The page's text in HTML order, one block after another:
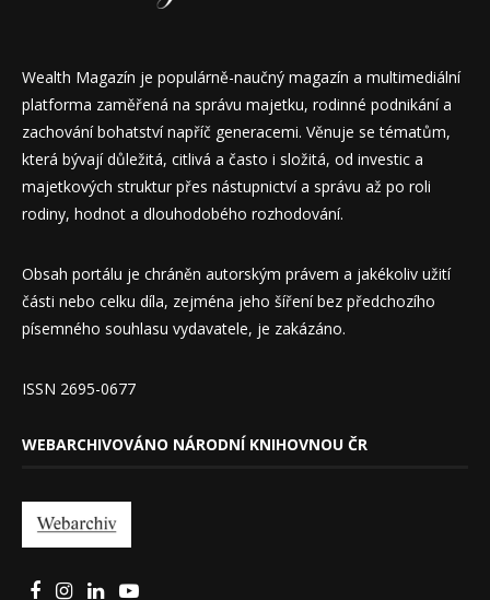
Wealth Magazín je populárně-naučný magazín a multimediální
platforma zaměřená na správu majetku, rodinné podnikání a
zachování bohatství napříč generacemi. Věnuje se tématům,
která bývají důležitá, citlivá a často i složitá, od investic a
majetkových struktur přes nástupnictví a správu až po roli
rodiny, hodnot a dlouhodobého rozhodování.
Obsah portálu je chráněn autorským právem a jakékoliv užití
části nebo celku díla, zejména jeho šíření bez předchozího
písemného souhlasu vydavatele, je zakázáno.
ISSN 2695-0677
WEBARCHIVOVÁNO NÁRODNÍ KNIHOVNOU ČR